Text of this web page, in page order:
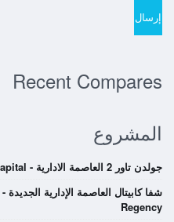
Recent Compares
المشروع
جولدن تاور 2 العاصمة الادارية - golden tower 2 new capital
Regency